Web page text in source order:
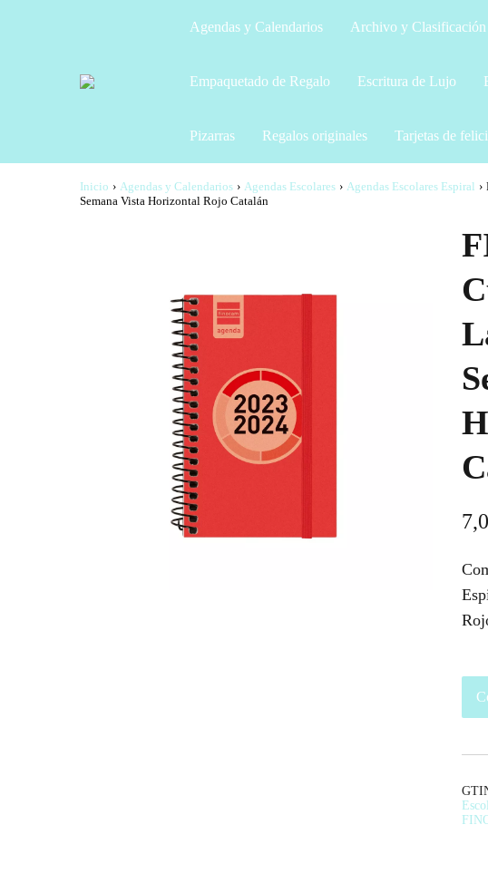
Agendas y Calendarios Archivo y Clasificación
Empaquetado de Regalo Escritura de Lujo
Pizarras Regalos originales Tarjetas de
Inicio › Agendas y Calendarios › Agendas Escolares › Agendas Escolares Espiral ›
Semana Vista Horizontal Rojo Catalán